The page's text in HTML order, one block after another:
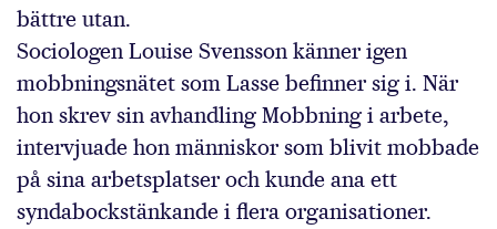
bättre utan.
Sociologen Louise Svensson känner igen
mobbningsnätet som Lasse befinner sig i. När
hon skrev sin avhandling Mobbning i arbete,
intervjuade hon människor som blivit mobbade
på sina arbetsplatser och kunde ana ett
syndabockstänkande i flera organisationer.